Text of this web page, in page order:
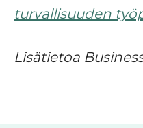
turvallisuuden
Lisätietoa